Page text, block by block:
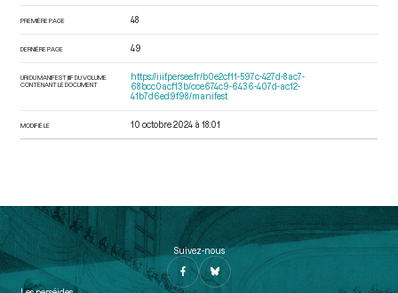
PREMIÈRE PAGE 48
DERNIÈRE PAGE 49
URI DU MANIFEST IIIF DU VOLUME
CONTENANT LE DOCUMENT
https://iiif.persee.fr/b0e2cf11-597c-427d-8ac7-
68bcc0acf13b/cce674c9-6436-407d-ac12-
41b7d6ed9f98/manifest
MODIFIÉ LE 10 octobre 2024 à 18:01
Suivez-nous